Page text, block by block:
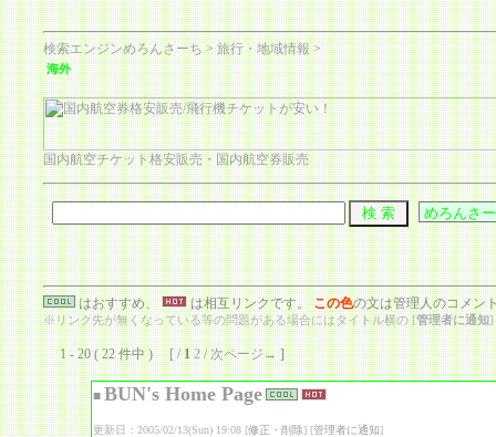
検索エンジンめろんさーち>旅行・地域情報>
海外
国内航空チケット格安販売・国内航空券販売
はおすすめ、 は相互リンクです。この色の文は管理人のコメン
※リンク先が無くなっている等の問題がある場合にはタイトル横の [管理者に通知]
1 - 20 ( 22 件中 ) [ /1 2/次ページ→]
■ BUN's Home Page
更新日：2005/02/13(Sun) 19:08 [修正・削除] [管理者に通知]